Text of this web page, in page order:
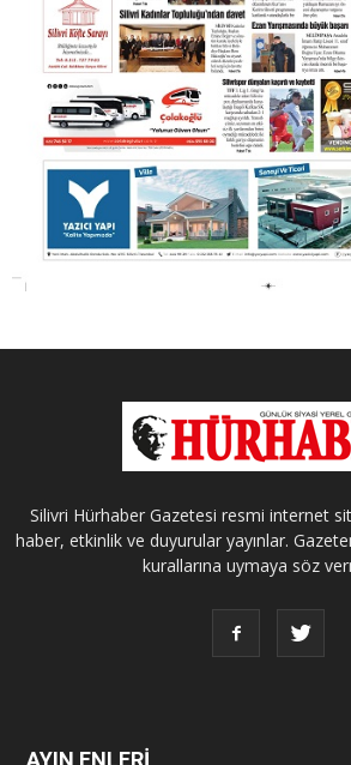
Silivri Hürhaber Gazetesi resmi internet
haber, etkinlik ve duyurular yayınlar.
kurallarına uymaya söz
AYIN ENLERİ